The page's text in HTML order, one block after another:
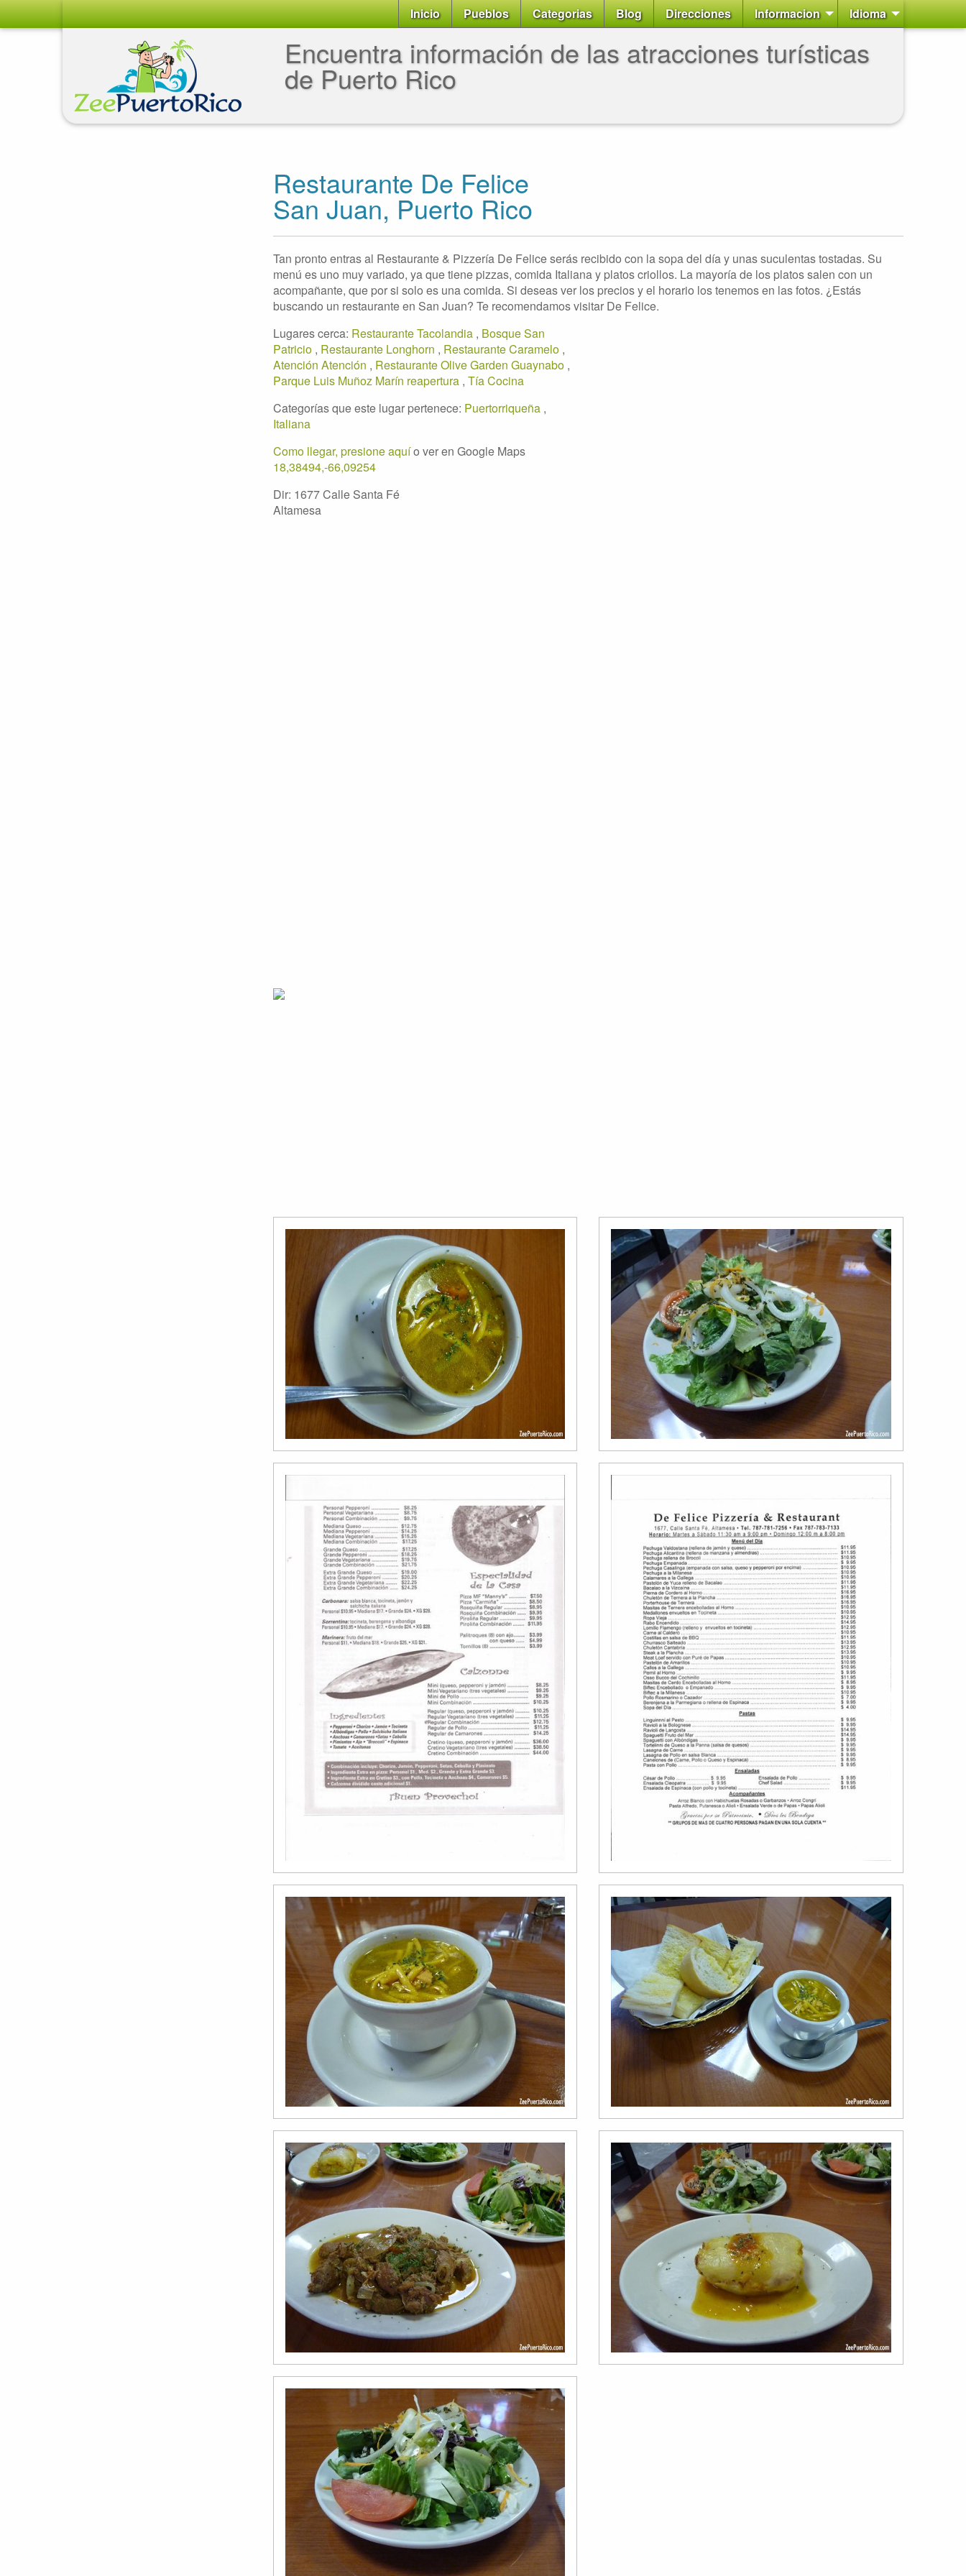
Inicio Pueblos Categorias Blog Direcciones Informacion Idioma
Encuentra información de las atracciones turísticas
de Puerto Rico
Restaurante De Felice
San Juan, Puerto Rico
Tan pronto entras al Restaurante & Pizzería De Felice serás recibido con la sopa del día y unas suculentas tostadas. Su
menú es uno muy variado, ya que tiene pizzas, comida Italiana y platos criollos. La mayoría de los platos salen con un
acompañante, que por si solo es una comida. Si deseas ver los precios y el horario los tenemos en las fotos. ¿Estás
buscando un restaurante en San Juan? Te recomendamos visitar De Felice.
Lugares cerca: Restaurante Tacolandia , Bosque San
Patricio , Restaurante Longhorn , Restaurante Caramelo ,
Atención Atención , Restaurante Olive Garden Guaynabo ,
Parque Luis Muñoz Marín reapertura , Tía Cocina
Categorías que este lugar pertenece: Puertorriqueña ,
Italiana
Como llegar, presione aquío ver en Google Maps
18,38494,-66,09254
Dir: 1677 Calle Santa Fé
Altamesa